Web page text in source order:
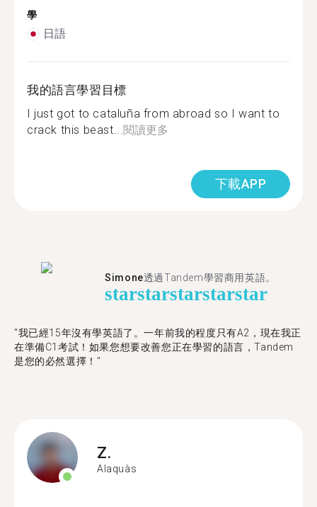
學
日語
我的語言學習目標
I just got to cataluña from abroad so I want to
crack this beast...閱讀更多
下載APP
Simone透過Tandem學習商用英語。
starstarstarstarstar
"我已經15年沒有學英語了。一年前我的程度只有A2，現在我正
在準備C1考試！如果您想要改善您正在學習的語言，Tandem
是您的必然選擇！"
Z.
Alaquàs